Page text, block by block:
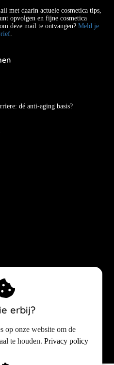
met daarin actuele cosmetica tips,
opvolgen en fijne cosmetica
deze mail te ontvangen? Meld je
dé anti-aging basis?
en pigmentvlekken
erbij?
op onze website om de
te houden. Privacy policy